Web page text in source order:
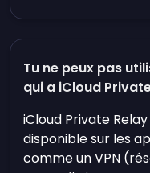
Tu ne peux pas
qui a iCloud
iCloud Private
disponible sur les
comme un VPN